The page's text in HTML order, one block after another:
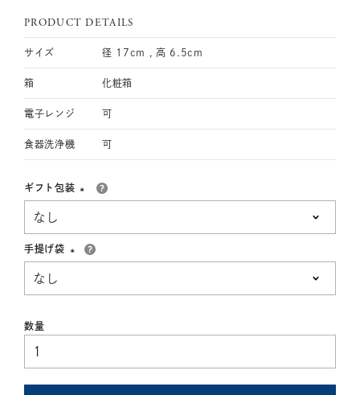
PRODUCT DETAILS
サイズ 径 17cm , 高 6.5cm
箱 化粧箱
電子レンジ 可
食器洗浄機 可
ギフト包装
手提げ袋